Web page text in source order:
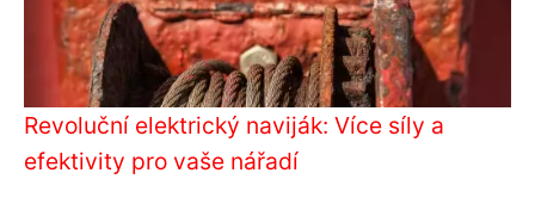
Revoluční elektrický naviják: Více síly a
efektivity pro vaše nářadí